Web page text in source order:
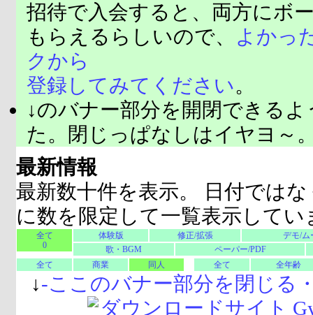
招待で入会すると、両方にボ
もらえるらしいので、
よかっ
クから
登録してみてください。
↓のバナー部分を開閉できる
た。閉じっぱなしはイヤヨ～
最新情報
最新数十件を表示。 日付では
に数を限定して一覧表示してい
全て
0
体験版 修正/拡張
デモ/ム
歌・BGM
ペーパー/PDF
全て
商業 同人 全て 全年齢
↓-ここのバナー部分を閉じる